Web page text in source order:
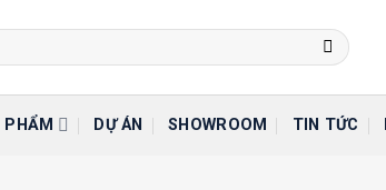
PHẨM DỰ ÁN SHOWROOM TIN TỨC